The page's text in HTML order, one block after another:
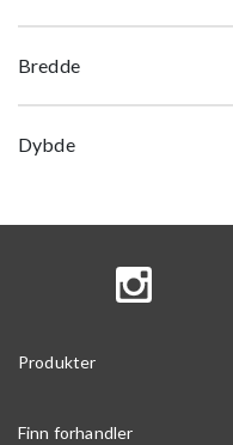
Bredde
Dybde
Produkter
Finn forhandler